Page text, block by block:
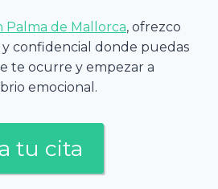
Palma de Mallorca, ofrezco
confidencial donde puedas
te ocurre y empezar a
emocional.
tu cita